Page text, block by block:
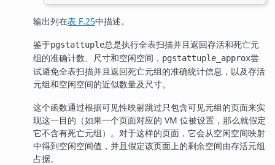
输出列在表 F.25中描述。
鉴于pgstattuple总是执行全表扫描并且返回存活和死亡元
组的准确计数、尺寸和空闲空间， pgstattuple_approx尝
试避免全表扫描并且返回死亡元组的准确统计信息，以及存活
元组和空闲空间的近似数量及尺寸。
这个函数通过根据可见性映射跳过只包含可见元组的页面来实
现这一目的（如果一个页面对应的 VM 位被设置，那么就假定
它不含有死亡元组）。对于这样的页面，它会从空闲空间映射
中得到空闲空间值，并且假定该页面上的剩余空间由存活元组
占据。